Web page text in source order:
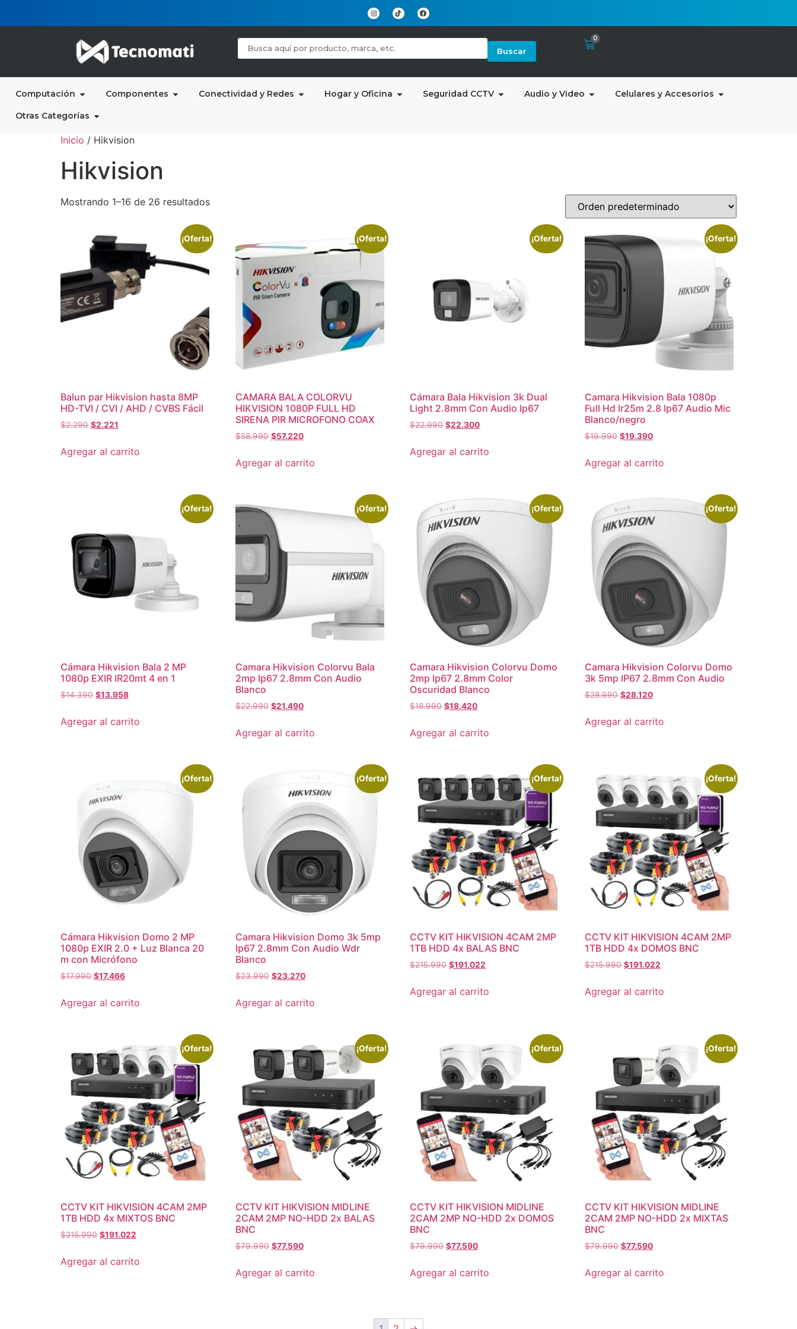
Buscar
0
Computación Componentes Conectividad y Redes Hogar y Oficina Seguridad CCTV Audio y Video Celulares y Accesorios
Otras Categorías
Inicio / Hikvision
Hikvision
Mostrando 1–16 de 26 resultados
¡Oferta!
Balun par Hikvision hasta 8MP
HD-TVI / CVI / AHD / CVBS Fácil
$2.290 $2.221
Agregar al carrito
¡Oferta!
CAMARA BALA COLORVU
HIKVISION 1080P FULL HD
SIRENA PIR MICROFONO COAX
$58.990 $57.220
Agregar al carrito
¡Oferta!
Cámara Bala Hikvision 3k Dual
Light 2.8mm Con Audio Ip67
$22.990 $22.300
Agregar al carrito
¡Oferta!
Camara Hikvision Bala 1080p
Full Hd Ir25m 2.8 Ip67 Audio Mic
Blanco/negro
$19.990 $19.390
Agregar al carrito
¡Oferta!
Cámara Hikvision Bala 2 MP
1080p EXIR IR20mt 4 en 1
$14.390 $13.958
Agregar al carrito
¡Oferta!
Camara Hikvision Colorvu Bala
2mp Ip67 2.8mm Con Audio
Blanco
$22.990 $21.490
Agregar al carrito
¡Oferta!
Camara Hikvision Colorvu Domo
2mp Ip67 2.8mm Color
Oscuridad Blanco
$18.990 $18.420
Agregar al carrito
¡Oferta!
Camara Hikvision Colorvu Domo
3k 5mp IP67 2.8mm Con Audio
$28.990 $28.120
Agregar al carrito
¡Oferta!
Cámara Hikvision Domo 2 MP
1080p EXIR 2.0 + Luz Blanca 20
m con Micrófono
$17.990 $17.466
Agregar al carrito
¡Oferta!
Camara Hikvision Domo 3k 5mp
Ip67 2.8mm Con Audio Wdr
Blanco
$23.990 $23.270
Agregar al carrito
¡Oferta!
CCTV KIT HIKVISION 4CAM 2MP
1TB HDD 4x BALAS BNC
$215.990 $191.022
Agregar al carrito
¡Oferta!
CCTV KIT HIKVISION 4CAM 2MP
1TB HDD 4x DOMOS BNC
$215.990 $191.022
Agregar al carrito
¡Oferta!
CCTV KIT HIKVISION 4CAM 2MP
1TB HDD 4x MIXTOS BNC
$215.990 $191.022
Agregar al carrito
¡Oferta!
CCTV KIT HIKVISION MIDLINE
2CAM 2MP NO-HDD 2x BALAS
BNC
$79.990 $77.590
Agregar al carrito
¡Oferta!
CCTV KIT HIKVISION MIDLINE
2CAM 2MP NO-HDD 2x DOMOS
BNC
$79.990 $77.590
Agregar al carrito
¡Oferta!
CCTV KIT HIKVISION MIDLINE
2CAM 2MP NO-HDD 2x MIXTAS
BNC
$79.990 $77.590
Agregar al carrito